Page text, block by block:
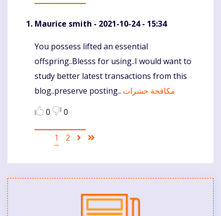
Maurice smith - 2021-10-24 - 15:34
Komentaras
You possess lifted an essential
offspring..Blesss for using..I would want to
study better latest transactions from this
blog..preserve posting.. مكافحة حشرات
0
0
Pagination
Current
1 Puslapis
2
Sekantis